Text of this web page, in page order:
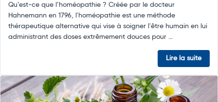
Qu’est-ce que l’homéopathie ? Créée par le docteur
Hahnemann en 1796, l'homéopathie est une méthode
thérapeutique alternative qui vise à soigner l'être humain en lui
administrant des doses extrêmement douces pour ...
Lire la suite